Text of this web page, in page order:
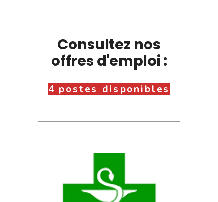
Consultez nos
offres d'emploi :
4 postes disponibles